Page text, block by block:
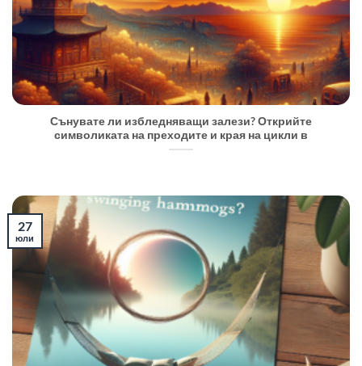
Сънувате ли избледняващи залези? Открийте
символиката на преходите и края на цикли в
27
юли